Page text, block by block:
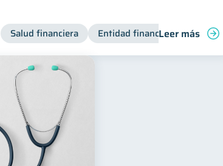
Salud financiera Entidad financieraLeer más